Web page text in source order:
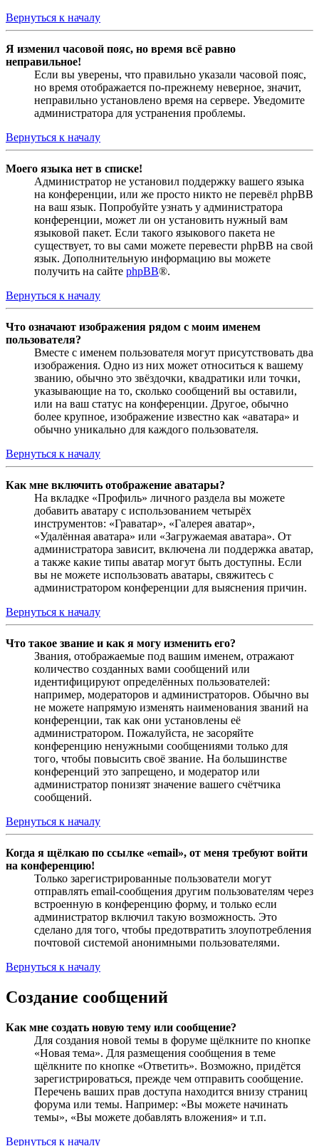
Вернуться к началу
Я изменил часовой пояс, но время всё равно
неправильное!
Если вы уверены, что правильно указали часовой пояс,
но время отображается по-прежнему неверное, значит,
неправильно установлено время на сервере. Уведомите
администратора для устранения проблемы.
Вернуться к началу
Моего языка нет в списке!
Администратор не установил поддержку вашего языка
на конференции, или же просто никто не перевёл phpBB
на ваш язык. Попробуйте узнать у администратора
конференции, может ли он установить нужный вам
языковой пакет. Если такого языкового пакета не
существует, то вы сами можете перевести phpBB на свой
язык. Дополнительную информацию вы можете
получить на сайте phpBB®.
Вернуться к началу
Что означают изображения рядом с моим именем
пользователя?
Вместе с именем пользователя могут присутствовать два
изображения. Одно из них может относиться к вашему
званию, обычно это звёздочки, квадратики или точки,
указывающие на то, сколько сообщений вы оставили,
или на ваш статус на конференции. Другое, обычно
более крупное, изображение известно как «аватара» и
обычно уникально для каждого пользователя.
Вернуться к началу
Как мне включить отображение аватары?
На вкладке «Профиль» личного раздела вы можете
добавить аватару с использованием четырёх
инструментов: «Граватар», «Галерея аватар»,
«Удалённая аватара» или «Загружаемая аватара». От
администратора зависит, включена ли поддержка аватар,
а также какие типы аватар могут быть доступны. Если
вы не можете использовать аватары, свяжитесь с
администратором конференции для выяснения причин.
Вернуться к началу
Что такое звание и как я могу изменить его?
Звания, отображаемые под вашим именем, отражают
количество созданных вами сообщений или
идентифицируют определённых пользователей:
например, модераторов и администраторов. Обычно вы
не можете напрямую изменять наименования званий на
конференции, так как они установлены её
администратором. Пожалуйста, не засоряйте
конференцию ненужными сообщениями только для
того, чтобы повысить своё звание. На большинстве
конференций это запрещено, и модератор или
администратор понизят значение вашего счётчика
сообщений.
Вернуться к началу
Когда я щёлкаю по ссылке «email», от меня требуют войти
на конференцию!
Только зарегистрированные пользователи могут
отправлять email-сообщения другим пользователям через
встроенную в конференцию форму, и только если
администратор включил такую возможность. Это
сделано для того, чтобы предотвратить злоупотребления
почтовой системой анонимными пользователями.
Вернуться к началу
Создание сообщений
Как мне создать новую тему или сообщение?
Для создания новой темы в форуме щёлкните по кнопке
«Новая тема». Для размещения сообщения в теме
щёлкните по кнопке «Ответить». Возможно, придётся
зарегистрироваться, прежде чем отправить сообщение.
Перечень ваших прав доступа находится внизу страниц
форума или темы. Например: «Вы можете начинать
темы», «Вы можете добавлять вложения» и т.п.
Вернуться к началу